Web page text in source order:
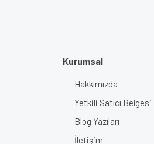
Kurumsal
Hakkımızda
Yetkili Satıcı Belgesi
Blog Yazıları
İletişim